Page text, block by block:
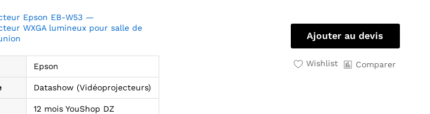
Epson EB-W53 —
WXGA lumineux pour salle de
Epson
Datashow (Vidéoprojecteurs)
12 mois YouShop DZ
Ajouter au devis
Wishlist Comparer